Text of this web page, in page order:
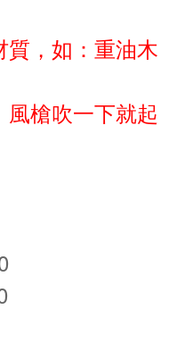
，如：重油木
風槍吹一下就起